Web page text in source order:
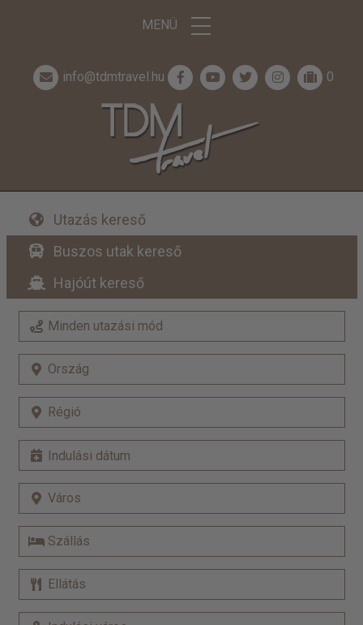
MENÜ
info@tdmtravel.hu 0
Utazás kereső
Buszos utak kereső
Hajóút kereső